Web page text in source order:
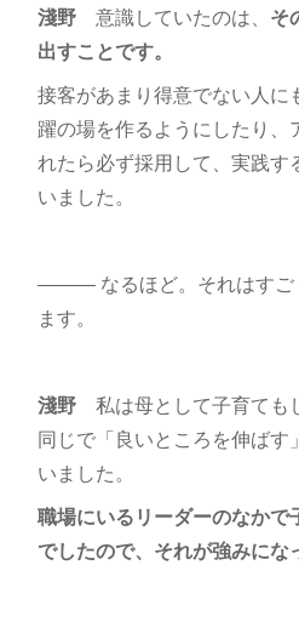
淺野意識していたのは、 そ
出すことです。
接客があまり得意でない人に
躍の場を作るようにしたり、
れたら必ず採用して、実践す
いました。
――― なるほど。それはすご
ます。
淺野私は母として子育ても
同じで「良いところを伸ばす
いました。
職場にいるリーダーのなかで
でしたので、それが強みにな